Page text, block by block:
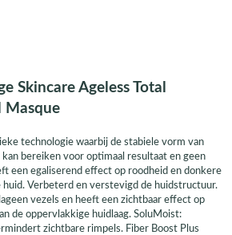
Skincare Ageless Total
Masque
technologie waarbij de stabiele vorm van
bereiken voor optimaal resultaat en geen
een egaliserend effect op roodheid en donkere
huid. Verbeterd en verstevigd de huidstructuur.
vezels en heeft een zichtbaar effect op
de oppervlakkige huidlaag. SoluMoist:
zichtbare rimpels. Fiber Boost Plus